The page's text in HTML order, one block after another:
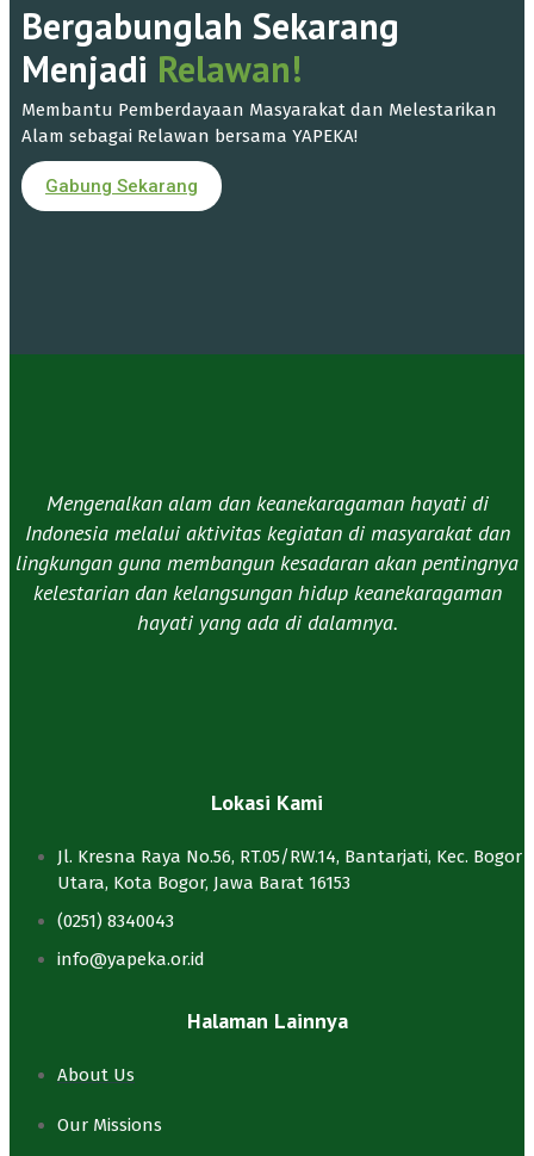
Bergabunglah Sekarang
Menjadi Relawan!
Membantu Pemberdayaan Masyarakat dan Melestarikan
Alam sebagai Relawan bersama YAPEKA!
Gabung Sekarang
Mengenalkan alam dan keanekaragaman hayati di
Indonesia melalui aktivitas kegiatan di masyarakat dan
lingkungan guna membangun kesadaran akan pentingnya
kelestarian dan kelangsungan hidup keanekaragaman
hayati yang ada di dalamnya.​
Lokasi Kami
Jl. Kresna Raya No.56, RT.05/RW.14, Bantarjati, Kec. Bogor
Utara, Kota Bogor, Jawa Barat 16153
(0251) 8340043
info@yapeka.or.id
Halaman Lainnya
About Us
Our Missions